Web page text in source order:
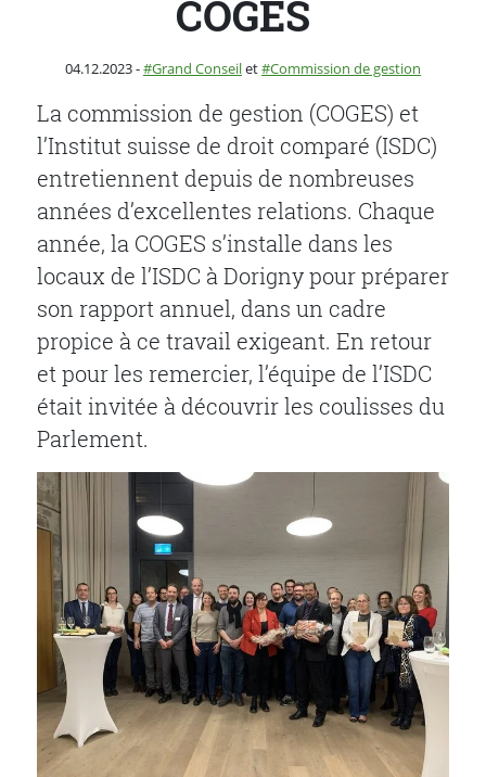
COGES
Publié le
04.12.2023-Catégorie :
Grand Conseilet Commission de gestion
La commission de gestion (COGES) et
l’Institut suisse de droit comparé (ISDC)
entretiennent depuis de nombreuses
années d’excellentes relations. Chaque
année, la COGES s’installe dans les
locaux de l’ISDC à Dorigny pour préparer
son rapport annuel, dans un cadre
propice à ce travail exigeant. En retour
et pour les remercier, l’équipe de l’ISDC
était invitée à découvrir les coulisses du
Parlement.